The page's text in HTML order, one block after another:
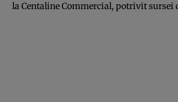
la Centaline Commercial, potrivit sursei